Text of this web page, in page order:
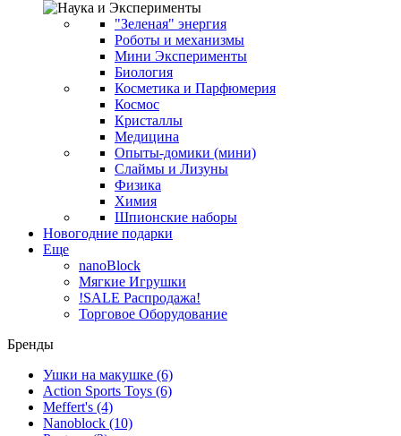
"Зеленая" энергия
Роботы и механизмы
Мини Эксперименты
Биология
Косметика и Парфюмерия
Космос
Кристаллы
Медицина
Опыты-домики (мини)
Слаймы и Лизуны
Физика
Химия
Шпионские наборы
Новогодние подарки
Еще
nanoBlock
Мягкие Игрушки
!SALE Распродажа!
Торговое Оборудование
Бренды
Ушки на макушке (6)
Action Sports Toys (6)
Meffert's (4)
Nanoblock (10)